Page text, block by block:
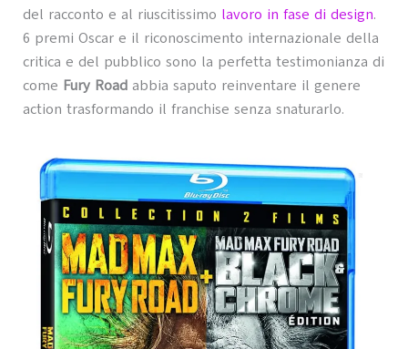
del racconto e al riuscitissimo lavoro in fase di design.
6 premi Oscar e il riconoscimento internazionale della
critica e del pubblico sono la perfetta testimonianza di
come Fury Roadabbia saputo reinventare il genere
action trasformando il franchise senza snaturarlo.